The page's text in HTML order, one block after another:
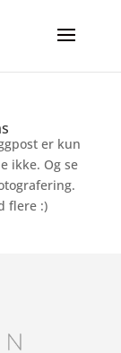
er kun
ikke. Og se
flere :)